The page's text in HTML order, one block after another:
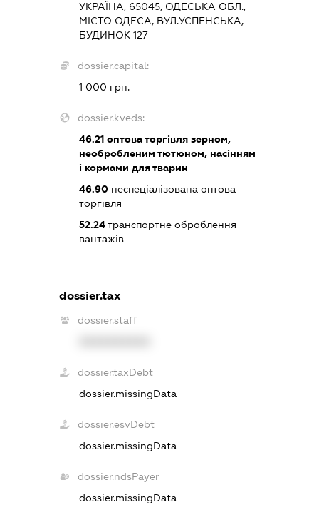
УКРАЇНА, 65045, ОДЕСЬКА ОБЛ.,
МІСТО ОДЕСА, ВУЛ.УСПЕНСЬКА,
БУДИНОК 127
dossier.capital:
1 000 грн.
dossier.kveds:
46.21оптова торгівля зерном,
необробленим тютюном, насінням
і кормами для тварин
46.90неспеціалізована оптова
торгівля
52.24транспортне оброблення
вантажів
dossier.tax
dossier.staff
dossier.taxDebt
dossier.missingData
dossier.esvDebt
dossier.missingData
dossier.ndsPayer
dossier.missingData